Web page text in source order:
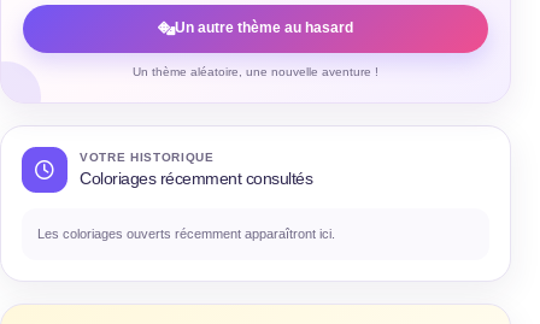
Un autre thème au hasard
Un thème aléatoire, une nouvelle aventure !
VOTRE HISTORIQUE
Coloriages récemment consultés
Les coloriages ouverts récemment apparaîtront ici.